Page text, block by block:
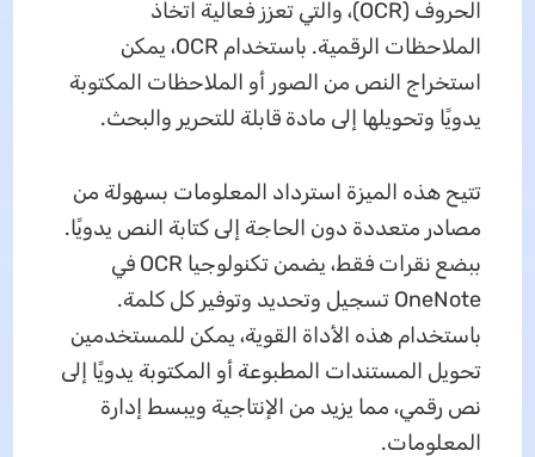
الحروف (OCR)، والتي تعزز فعالية اتخاذ
الملاحظات الرقمية. باستخدام OCR، يمكن
استخراج النص من الصور أو الملاحظات المكتوبة
يدويًا وتحويلها إلى مادة قابلة للتحرير والبحث.
تتيح هذه الميزة استرداد المعلومات بسهولة من
مصادر متعددة دون الحاجة إلى كتابة النص يدويًا.
ببضع نقرات فقط، يضمن تكنولوجيا OCR في
OneNote تسجيل وتحديد وتوفير كل كلمة.
باستخدام هذه الأداة القوية، يمكن للمستخدمين
تحويل المستندات المطبوعة أو المكتوبة يدويًا إلى
نص رقمي، مما يزيد من الإنتاجية ويبسط إدارة
المعلومات.